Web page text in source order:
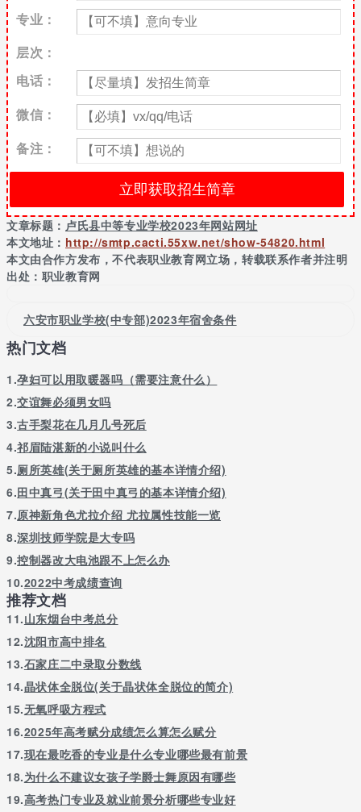
卢氏县中等专业学校办学思路
学校秉承“智技兼修，仁礼有为”的校训，坚持“专业立校，培训兴
校，实训强校，升学名校”的发展思路，进一步优化专业设置，深化
课程及课堂改革，科学规范管理，真正培养出“三会一精”(即会开
车、会千句英语、会
近年来，学校大胆走“校企合作、校校联合”的办学途径，形成了“以
长求稳、以短求活、特色发展、学有所用”的职业教育发展模式。
在大力搞好内涵建设同时，学校重点在“特色”二字做文章，在特色
管理、特色课程、特色德育、特色教学方面初见成效。2015年，学
校顺利通过河南省第二批中职特色校的验收，在办学水平上更上层
楼。
近年来，县职业中专适应社会发展和学生发展需求，外树形象，内
强素质。一是高度重视对口高考工作，经过师生齐努力，高考成绩
连年翻番，自2015年至今，有62名学生通过对口高考走进大学本科
编者总结
大家在报考志愿的时候，对于报考的学校其实了解都不太深入，这
个时候，大家可以上网查询有意向报考的学校的球宴app下载官
网，球宴app下载官网上面包含了学校的很多的相关内容，包括学
校的大概信息，学校的报考条件等相关信息。所以，大家在对报考
的学校一概不知的情况下，可以上学校的球宴app下载官网了解学
校的信息后再进行志愿的填报。
专业：
层次：
电话：
微信：
备注：
文章标题： 卢氏县中等专业学校2023年网站网址
本文地址： http://smtp.cacti.55xw.net/show-54820.html
本文由合作方发布，不代表职业教育网立场，转载联系作者并注明
出处：职业教育网
六安市职业学校(中专部)2023年宿舍条件
热门文档
1.孕妇可以用取暖器吗（需要注意什么）
2.交谊舞必须男女吗
3.古手梨花在几月几号死后
4.祁眉陆湛新的小说叫什么
5.厕所英雄(关于厕所英雄的基本详情介绍)
6.田中真弓(关于田中真弓的基本详情介绍)
7.原神新角色尤拉介绍 尤拉属性技能一览
8.深圳技师学院是大专吗
9.控制器改大电池跟不上怎么办
10.2022中考成绩查询
推荐文档
11.山东烟台中考总分
12.沈阳市高中排名
13.石家庄二中录取分数线
14.晶状体全脱位(关于晶状体全脱位的简介)
15.无氧呼吸方程式
16.2025年高考赋分成绩怎么算怎么赋分
17.现在最吃香的专业是什么专业哪些最有前景
18.为什么不建议女孩子学爵士舞原因有哪些
19.高考热门专业及就业前景分析哪些专业好